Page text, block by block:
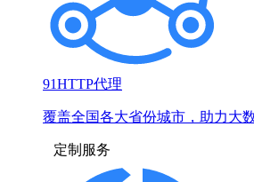
91HTTP代理
覆盖全国各大省份城市，助力大
定制服务